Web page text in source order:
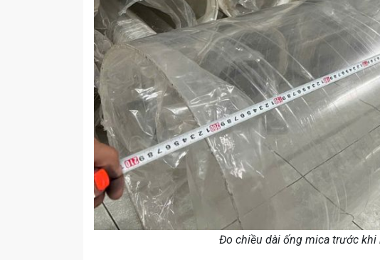
Đo chiều dài ống mica trước khi